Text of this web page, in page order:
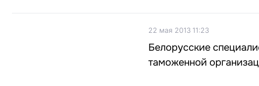
22 мая 2013 11:23
Белорусские
таможенной